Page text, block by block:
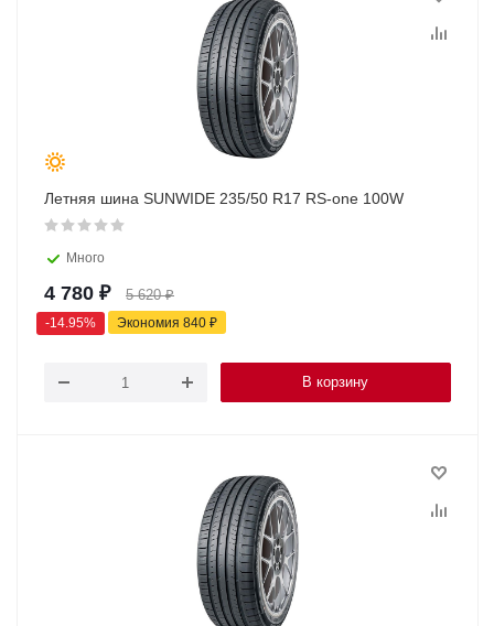
Летняя шина SUNWIDE 235/50 R17 RS-one 100W
Много
4 780 ₽ 5 620₽
-14.95% Экономия 840 ₽
В корзину